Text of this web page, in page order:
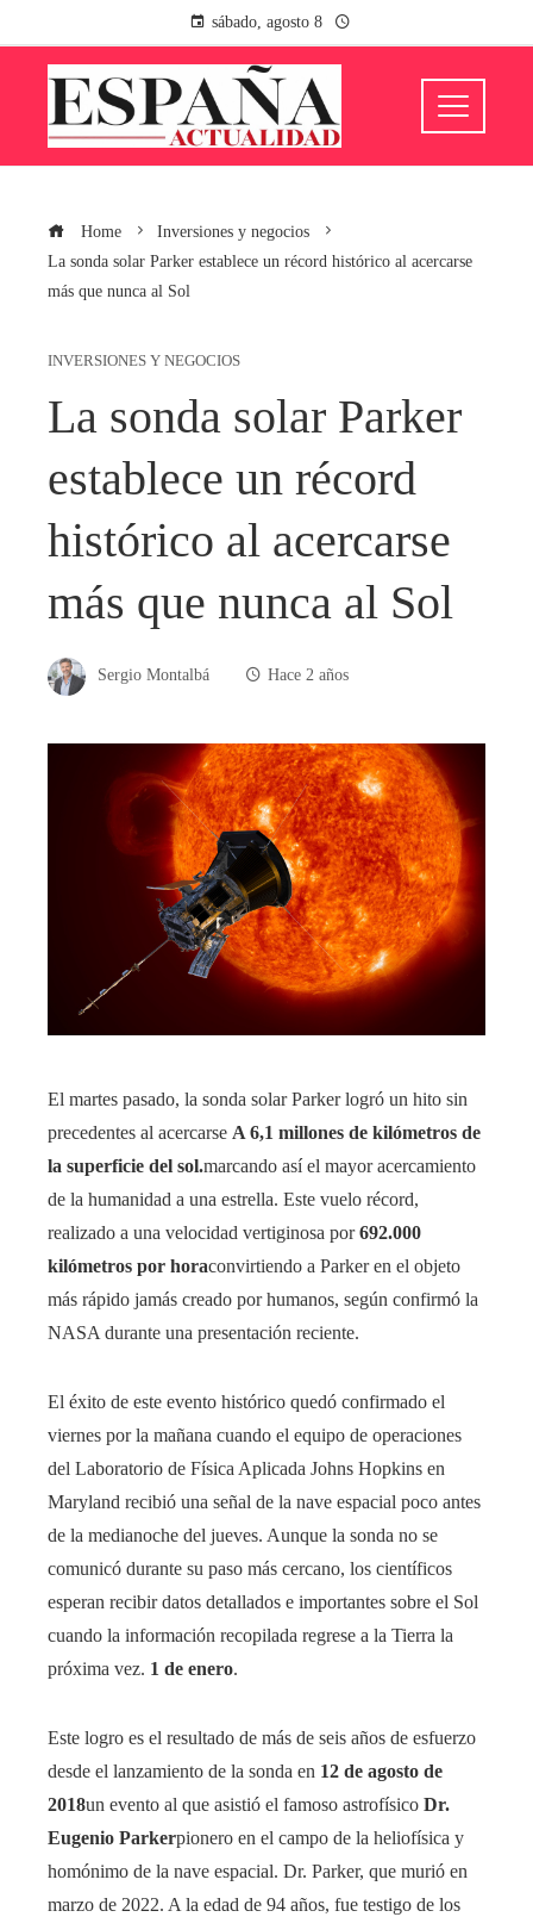
sábado, agosto 8
Home
Inversiones y negocios
La sonda solar Parker establece un récord histórico al acercarse
más que nunca al Sol
INVERSIONES Y NEGOCIOS
La sonda solar Parker
establece un récord
histórico al acercarse
más que nunca al Sol
Sergio Montalbá Hace 2 años
El martes pasado, la sonda solar Parker logró un hito sin
precedentes al acercarse A 6,1 millones de kilómetros de
la superficie del sol.marcando así el mayor acercamiento
de la humanidad a una estrella. Este vuelo récord,
realizado a una velocidad vertiginosa por692.000
kilómetros por horaconvirtiendo a Parker en el objeto
más rápido jamás creado por humanos, según confirmó la
NASA durante una presentación reciente.
El éxito de este evento histórico quedó confirmado el
viernes por la mañana cuando el equipo de operaciones
del Laboratorio de Física Aplicada Johns Hopkins en
Maryland recibió una señal de la nave espacial poco antes
de la medianoche del jueves. Aunque la sonda no se
comunicó durante su paso más cercano, los científicos
esperan recibir datos detallados e importantes sobre el Sol
cuando la información recopilada regrese a la Tierra la
próxima vez. 1 de enero.
Este logro es el resultado de más de seis años de esfuerzo
desde el lanzamiento de la sonda en 12 de agosto de
2018un evento al que asistió el famoso astrofísico Dr.
Eugenio Parkerpionero en el campo de la heliofísica y
homónimo de la nave espacial. Dr. Parker, que murió en
marzo de 2022. A la edad de 94 años, fue testigo de los